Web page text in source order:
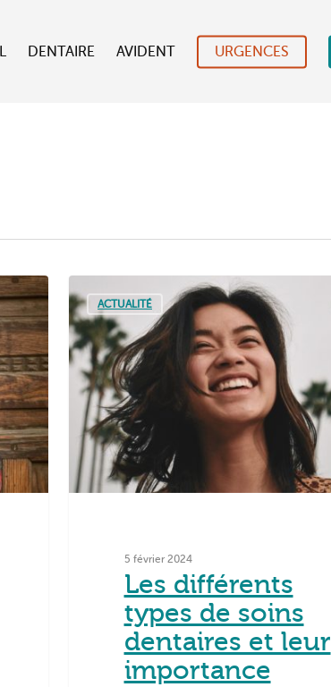
DENTAIRE AVIDENT URGENCES
ACTUALITÉ
5 février 2024
Les différents
types de soins
dentaires et leur
importance